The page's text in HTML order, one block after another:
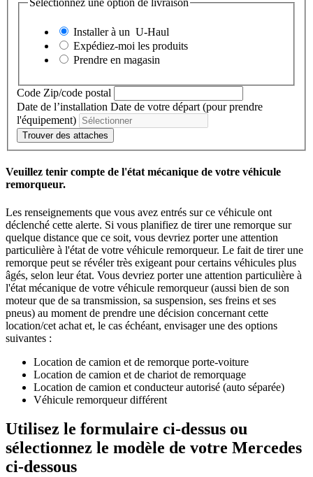
Sélectionnez une option de livraison
Installer à un U-Haul
Expédiez-moi les produits
Prendre en magasin
Code Zip/code postal
Date de l’installation Date de votre départ (pour prendre
l'équipement)
Trouver des attaches
Veuillez tenir compte de l'état mécanique de votre véhicule
remorqueur.
Les renseignements que vous avez entrés sur ce véhicule ont
déclenché cette alerte. Si vous planifiez de tirer une remorque sur
quelque distance que ce soit, vous devriez porter une attention
particulière à l'état de votre véhicule remorqueur. Le fait de tirer une
remorque peut se révéler très exigeant pour certains véhicules plus
âgés, selon leur état. Vous devriez porter une attention particulière à
l'état mécanique de votre véhicule remorqueur (aussi bien de son
moteur que de sa transmission, sa suspension, ses freins et ses
pneus) au moment de prendre une décision concernant cette
location/cet achat et, le cas échéant, envisager une des options
suivantes :
Location de camion et de remorque porte-voiture
Location de camion et de chariot de remorquage
Location de camion et conducteur autorisé (auto séparée)
Véhicule remorqueur différent
Utilisez le formulaire ci-dessus ou
sélectionnez le modèle de votre Mercedes
ci-dessous